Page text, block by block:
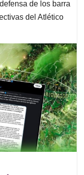
de los barra
del Atlético